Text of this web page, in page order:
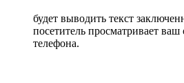
будет выводить текст
посетитель просматривает
телефона.